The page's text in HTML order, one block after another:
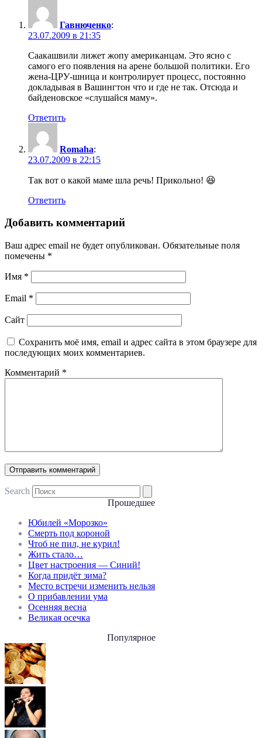
Гавнюченко:
23.07.2009 в 21:35
Саакашвили лижет жопу американцам. Это ясно с
самого его появления на арене большой политики. Его
жена-ЦРУ-шница и контролирует процесс, постоянно
докладывая в Вашингтон что и где не так. Отсюда и
байденовское «слушайся маму».
Ответить
Romaha:
23.07.2009 в 22:15
Так вот о какой маме шла речь! Прикольно! 😆
Ответить
Добавить комментарий
Ваш адрес email не будет опубликован. Обязательные поля
помечены *
Имя *
Email *
Сайт
Сохранить моё имя, email и адрес сайта в этом браузере для
последующих моих комментариев.
Комментарий *
Search
Прошедшее
Юбилей «Морозко»
Смерть под короной
Чтоб не пил, не курил!
Жить стало…
Цвет настроения — Синий!
Когда придёт зима?
Место встречи изменить нельзя
О прибавлении ума
Осенняя весна
Великая осечка
Популярное